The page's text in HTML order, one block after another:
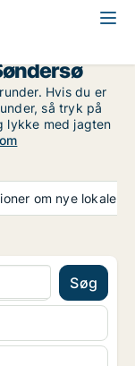
Hvis du er
så tryk på
lykke med jagten
om nye lokaler
Søg